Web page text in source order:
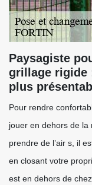
Paysagiste
grillage rigide
plus
Pour rendre
jouer en dehors de la
prendre de l’air s, il
en closant votre
est en dehors de